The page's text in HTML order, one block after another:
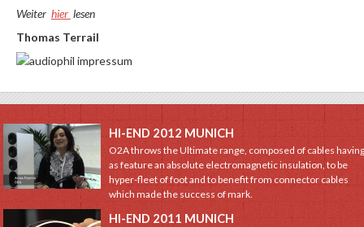
Weiter hier lesen
Thomas Terrail
HI-END 2012 MUNICH
O2A throws the Ultimate range, composed of cables
as feature an absolute electromagnetic insulation, to be
hyper-fleet of foot and to benefit from connector cables
which made the success of mark.
HI-END 2011 MUNICH